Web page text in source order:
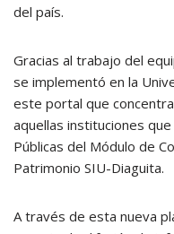
del país.
Gracias al trabajo del
se implementó en la
este portal que
aquellas instituciones
Públicas del Módulo de
Patrimonio SIU-Diaguita.
A través de esta nueva